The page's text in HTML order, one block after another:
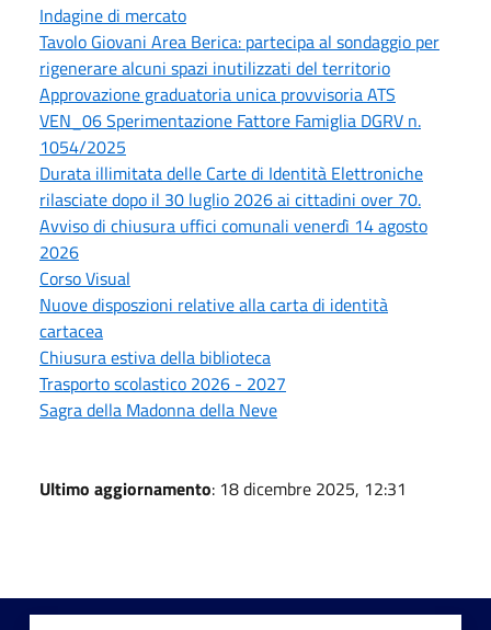
Indagine di mercato
Tavolo Giovani Area Berica: partecipa al sondaggio per
rigenerare alcuni spazi inutilizzati del territorio
Approvazione graduatoria unica provvisoria ATS
VEN_06 Sperimentazione Fattore Famiglia DGRV n.
1054/2025
Durata illimitata delle Carte di Identità Elettroniche
rilasciate dopo il 30 luglio 2026 ai cittadini over 70.
Avviso di chiusura uffici comunali venerdì 14 agosto
2026
Corso Visual
Nuove disposzioni relative alla carta di identità
cartacea
Chiusura estiva della biblioteca
Trasporto scolastico 2026 - 2027
Sagra della Madonna della Neve
Ultimo aggiornamento: 18 dicembre 2025, 12:31